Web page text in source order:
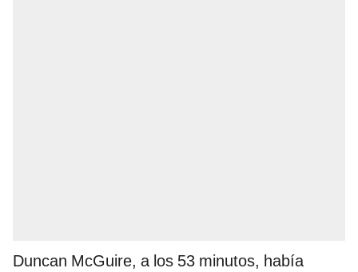
Duncan McGuire, a los 53 minutos, había